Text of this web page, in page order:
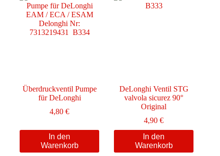
Überdruckventil Pumpe
für DeLonghi
4,80€
In den
Warenkorb
DeLonghi Ventil STG
valvola sicurez 90°
Original
4,90€
In den
Warenkorb